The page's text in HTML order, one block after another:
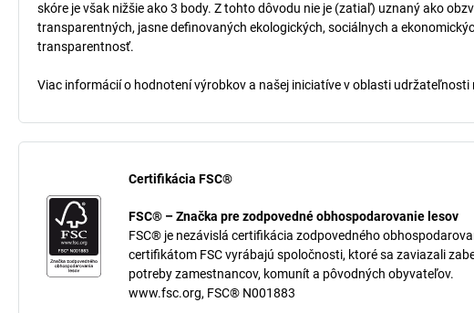
skóre je však nižšie ako 3 body. Z tohto dôvodu nie je (zatiaľ) uznaný ako
transparentných, jasne definovaných ekologických, sociálnych a
transparentnosť.
Viac informácií o hodnotení výrobkov a našej iniciatíve v oblasti udržateľnosti
Certifikácia FSC®
FSC® – Značka pre zodpovedné obhospodarovanie lesov
FSC® je nezávislá certifikácia zodpovedného
certifikátom FSC vyrábajú spoločnosti, ktoré sa zaviazali
potreby zamestnancov, komunít a pôvodných obyvateľov.
www.fsc.org, FSC® N001883